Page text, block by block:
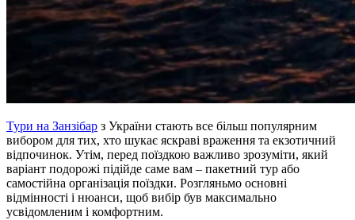
Тури на Занзібар з України стають все більш популярним
вибором для тих, хто шукає яскраві враження та екзотичний
відпочинок. Утім, перед поїздкою важливо зрозуміти, який
варіант подорожі підійде саме вам – пакетний тур або
самостійна організація поїздки. Розгляньмо основні
відмінності і нюанси, щоб вибір був максимально
усвідомленим і комфортним.